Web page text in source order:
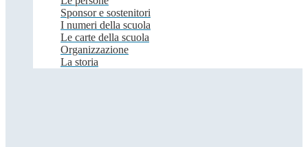
Sponsor e sostenitori
I numeri della scuola
Le carte della scuola
Organizzazione
La storia